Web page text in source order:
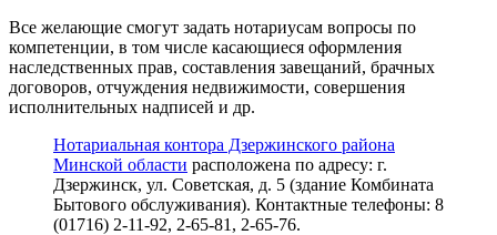
Все желающие смогут задать нотариусам вопросы по
компетенции, в том числе касающиеся оформления
наследственных прав, составления завещаний, брачных
договоров, отчуждения недвижимости, совершения
исполнительных надписей и др.
Нотариальная контора Дзержинского района
Минской области расположена по адресу: г.
Дзержинск, ул. Советская, д. 5 (здание Комбината
Бытового обслуживания). Контактные телефоны: 8
(01716) 2-11-92, 2-65-81, 2-65-76.